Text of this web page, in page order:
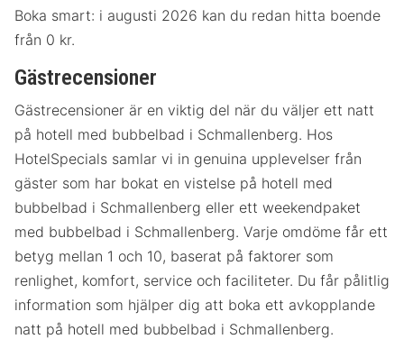
Boka smart: i augusti 2026 kan du redan hitta boende
från 0 kr.
Gästrecensioner
Gästrecensioner är en viktig del när du väljer ett natt
på hotell med bubbelbad i Schmallenberg. Hos
HotelSpecials samlar vi in genuina upplevelser från
gäster som har bokat en vistelse på hotell med
bubbelbad i Schmallenberg eller ett weekendpaket
med bubbelbad i Schmallenberg. Varje omdöme får ett
betyg mellan 1 och 10, baserat på faktorer som
renlighet, komfort, service och faciliteter. Du får pålitlig
information som hjälper dig att boka ett avkopplande
natt på hotell med bubbelbad i Schmallenberg.